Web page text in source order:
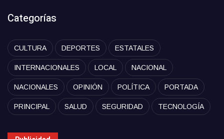
Categorías
CULTURA DEPORTES ESTATALES
INTERNACIONALES LOCAL NACIONAL
NACIONALES OPINIÓN POLÍTICA PORTADA
PRINCIPAL SALUD SEGURIDAD TECNOLOGÍA